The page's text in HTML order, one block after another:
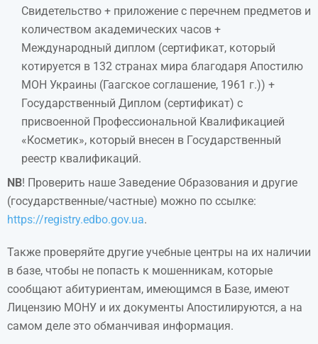
Свидетельство + приложение с перечнем предметов и
количеством академических часов +
Международный диплом (сертификат, который
котируется в 132 странах мира благодаря Апостилю
МОН Украины (Гаагское соглашение, 1961 г.)) +
Государственный Диплом (сертификат) с
присвоенной Профессиональной Квалификацией
«Косметик», который внесен в Государственный
реестр квалификаций.
NB! Проверить наше Заведение Образования и другие
(государственные/частные) можно по ссылке:
https://registry.edbo.gov.ua.
Также проверяйте другие учебные центры на их наличии
в базе, чтобы не попасть к мошенникам, которые
сообщают абитуриентам, имеющимся в Базе, имеют
Лицензию МОНУ и их документы Апостилируются, а на
самом деле это обманчивая информация.